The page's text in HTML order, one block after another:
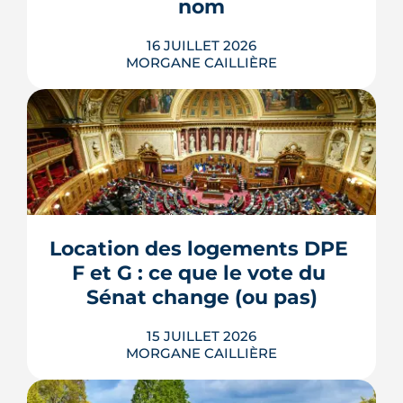
nom
16 JUILLET 2026
MORGANE CAILLIÈRE
L'esplanade goudronnée du Breil-
Malville, doublée d'un parking, est en
travaux depuis janvier. D'ici décembre,
plantée, débaptisée au profit d'Aimée
Lallement, féministe et résistante.
LIRE L'ARTICLE
Location des logements DPE
F et G : ce que le vote du
Sénat change (ou pas)
15 JUILLET 2026
MORGANE CAILLIÈRE